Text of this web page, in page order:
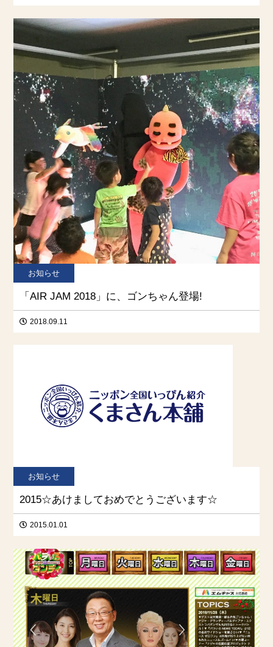
お知らせ
「AIR JAM 2018」に、ゴンちゃん登場!
2018.09.11
お知らせ
2015☆あけましておめでとうございます☆
2015.01.01